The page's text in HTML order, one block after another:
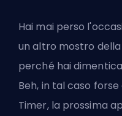
Hai mai perso
un altro mostro
perché hai
Beh, in tal caso
Timer, la prossima